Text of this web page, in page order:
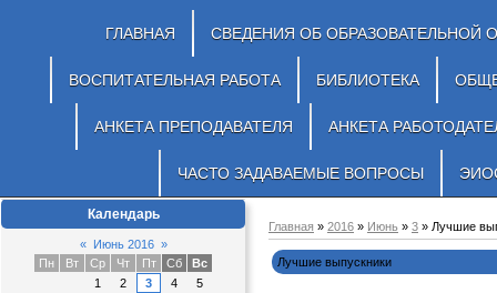
ГЛАВНАЯ СВЕДЕНИЯ ОБ ОБРАЗОВАТЕЛЬНОЙ
ВОСПИТАТЕЛЬНАЯ РАБОТА БИБЛИОТЕКА
АНКЕТА ПРЕПОДАВАТЕЛЯ АНКЕТА
ЧАСТО ЗАДАВАЕМЫЕ ВОПРОСЫ
Календарь
« Июнь 2016 »
Пн
Вт Ср Чт Пт Сб
Вс
1
2 3 4
5
Главная » 2016 » Июнь » 3 » Лучшие
Лучшие выпускники